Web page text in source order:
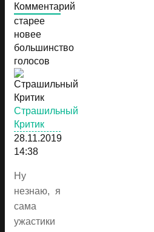
Комментарий
старее
новее
большинство
голосов
Страшильный
Критик
28.11.2019
14:38
Ну
незнаю, я
сама
ужастики